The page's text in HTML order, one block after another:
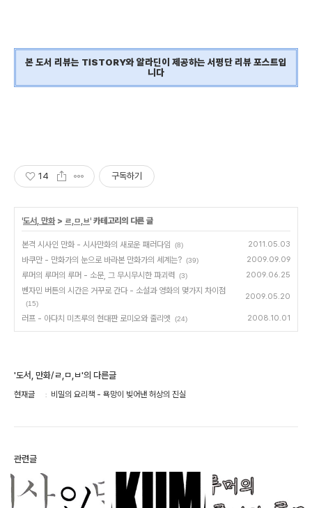
본 도서 리뷰는 TISTORY와 알라딘이 제공하는 서평단 리뷰 포스트입
니다
14 구독하기
'도서, 만화> ㄹ,ㅁ,ㅂ' 카테고리의 다른 글
본격 시사인 만화 - 시사만화의 새로운 패러다임 (8) 2011.05.03
바쿠만 - 만화가의 눈으로 바라본 만화가의 세계는? (39) 2009.09.09
루머의 루머의 루머 - 소문, 그 무시무시한 파괴력 (3) 2009.06.25
벤자민 버튼의 시간은 거꾸로 간다 - 소설과 영화의 몇가지 차이점
(15)
2009.05.20
러프 - 아다치 미츠루의 현대판 로미오와 줄리엣 (24) 2008.10.01
'도서, 만화/ㄹ,ㅁ,ㅂ'의 다른글
현재글 비밀의 요리책 - 욕망이 빚어낸 허상의 진실
관련글